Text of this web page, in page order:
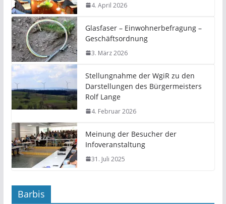
4. April 2026
Glasfaser – Einwohnerbefragung –
Geschäftsordnung
3. März 2026
Stellungnahme der WgiR zu den
Darstellungen des Bürgermeisters
Rolf Lange
4. Februar 2026
Meinung der Besucher der
Infoveranstaltung
31. Juli 2025
Barbis